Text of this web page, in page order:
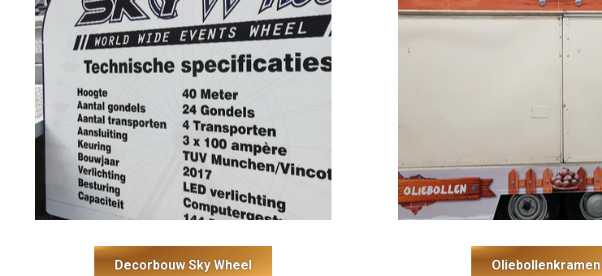
Decorbouw Sky Wheel Oliebollenkramen